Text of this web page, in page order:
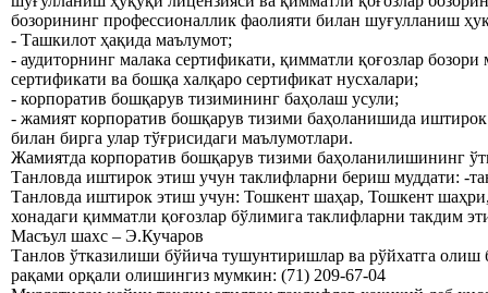
бозорининг профессионаллик фаолияти билан шуғулланиш
- Ташкилот ҳақида маълумот;
- аудиторнинг малака сертификати, қимматли қоғозлар
сертификати ва бошқа халқаро сертификат нусхалари;
- корпоратив бошқарув тизимининг баҳолаш усули;
- жамият корпоратив бошқарув тизими баҳоланишида
билан бирга улар тўғрисидаги маълумотлари.
Жамиятда корпоратив бошқарув тизими баҳоланилишининг
Танловда иштирок этиш учун таклифларни бериш муддати: -
Танловда иштирок этиш учун: Тошкент шаҳар, Тошкент
хонадаги қимматли қоғозлар бўлимига таклифларни такдим
Масъул шахс – Э.Кучаров
Танлов ўтказилиши бўйича тушунтиришлар ва рўйхатга
рақами орқали олишингиз мумкин: (71) 209-67-04